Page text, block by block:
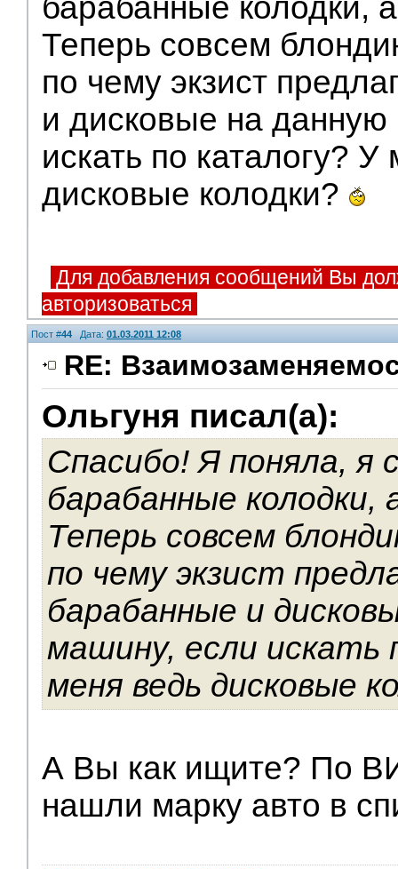
барабанные колодки,
Теперь совсем
по чему экзист
и дисковые на
искать по каталогу? У
дисковые колодки?
Для добавления сообщений Вы
авторизоваться
Пост #44Дата: 01.03.2011 12:08
RE:
Ольгуня писал(а):
Спасибо! Я поняла, я
барабанные колодки,
Теперь совсем
по чему экзист
барабанные и
машину, если искать
меня ведь дисковые
А Вы как ищите? По
нашли марку авто в
V.I.P.